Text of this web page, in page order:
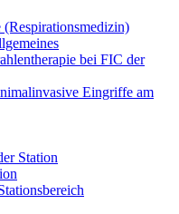
(Respirationsmedizin)
bei FIC der
Eingriffe am
Station